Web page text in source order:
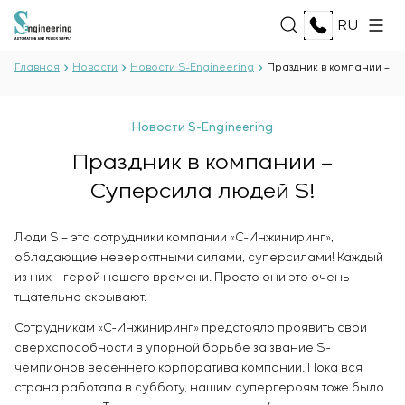
RU
История
Производственный комплекс
Партнёрство
Отзывы и награды
Новости
ВСЕ УСЛУГИ
Разработка программного обеспечения
Испытания и контроль качества
электротехнической лаборатории
заказчику
Монтаж оборудования
Пуско-наладочные работы
Ввод в эксплуатацию и обучение персонала
ВСЕ РЕШЕНИЯ
Нефть и газ
Пищевая промышленность
Энергетика
Целлюлозно-бумажная промышленность
Тяжёлая промышленность
Гражданское строительство
ТЕХНОЛОГИИ
ПРОЕКТЫ
КАРЬЕРА
Главная Новости Новости S-Engineering Праздник в компании –
Новости S-Engineering
Праздник в компании –
Суперсила людей S!
Люди S – это сотрудники компании «С-Инжиниринг»,
обладающие невероятными силами, суперсилами! Каждый
из них – герой нашего времени. Просто они это очень
тщательно скрывают.
Сотрудникам «С-Инжиниринг» предстояло проявить свои
сверхспособности в упорной борьбе за звание S-
чемпионов весеннего корпоратива компании. Пока вся
страна работала в субботу, нашим супергероям тоже было